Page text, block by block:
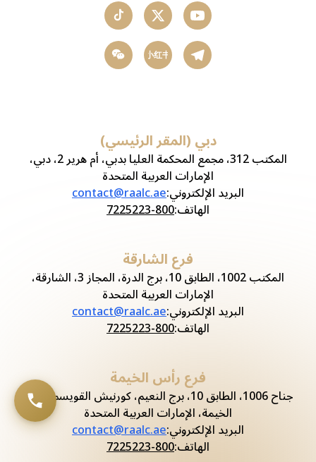
小红书
دبي (المقر الرئيسي)
المكتب 312، مجمع المحكمة العليا بدبي، أم هرير 2، دبي،
الإمارات العربية المتحدة
البريد الإلكتروني:
contact@raalc.ae
الهاتف:
800-7225223
فرع الشارقة
المكتب 1002، الطابق 10، برج الدرة، المجاز 3، الشارقة،
الإمارات العربية المتحدة
البريد الإلكتروني:
contact@raalc.ae
الهاتف:
800-7225223
فرع رأس الخيمة
جناح 1006، الطابق 10، برج النعيم، كورنيش القويسم، رأس
الخيمة، الإمارات العربية المتحدة
البريد الإلكتروني:
contact@raalc.ae
الهاتف:
800-7225223